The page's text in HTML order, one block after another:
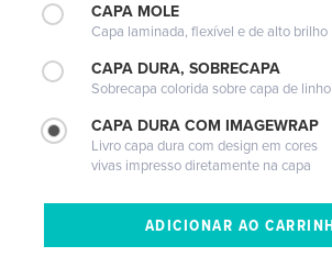
CAPA MOLE
Capa laminada, flexível e de alto brilho
CAPA DURA, SOBRECAPA
Sobrecapa colorida sobre capa de linho
CAPA DURA COM IMAGEWRAP
Livro capa dura com design em cores
vivas impresso diretamente na capa